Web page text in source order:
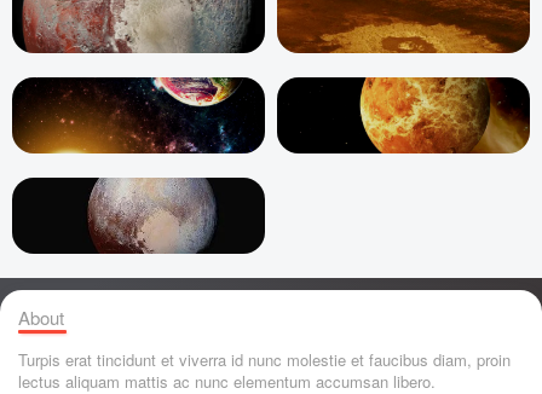
About
Turpis erat tincidunt et viverra id nunc molestie et faucibus diam, proin
lectus aliquam mattis ac nunc elementum accumsan libero.